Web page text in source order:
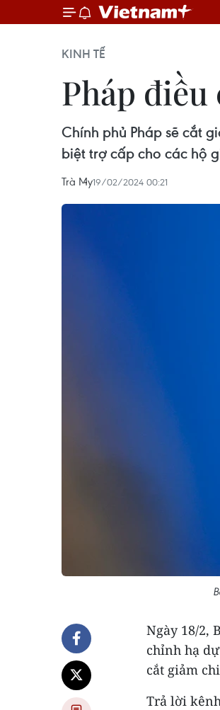
KINH TẾ
Pháp
Chính phủ Pháp sẽ cắt
biệt trợ cấp cho các hộ
Trà My19/02/2024 00:21
Ngày 18/2,
chỉnh hạ
cắt giảm
Trả lời